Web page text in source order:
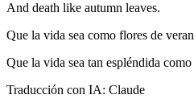
And death like autumn leaves.
Que la vida sea como flores de
Que la vida sea tan espléndida
Traducción con IA: Claude